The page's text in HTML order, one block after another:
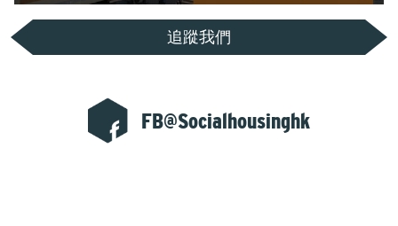
追蹤我們
FB@Socialhousinghk